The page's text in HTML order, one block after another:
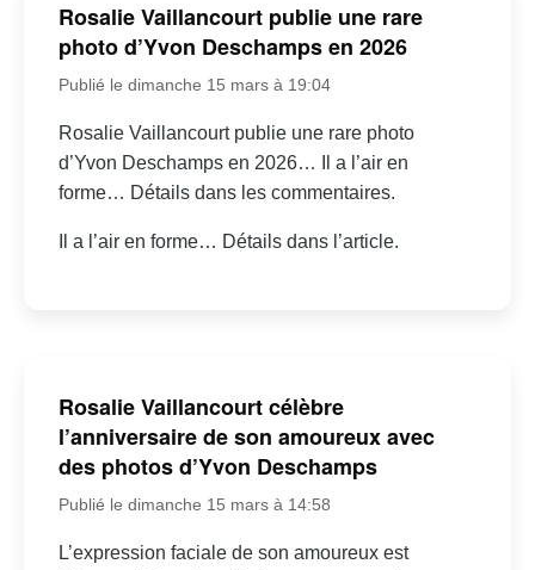
Rosalie Vaillancourt publie une rare
photo d’Yvon Deschamps en 2026
Publié le dimanche 15 mars à 19:04
Rosalie Vaillancourt publie une rare photo
d’Yvon Deschamps en 2026… Il a l’air en
forme… Détails dans les commentaires.
Il a l’air en forme… Détails dans l’article.
Rosalie Vaillancourt célèbre
l’anniversaire de son amoureux avec
des photos d’Yvon Deschamps
Publié le dimanche 15 mars à 14:58
L’expression faciale de son amoureux est